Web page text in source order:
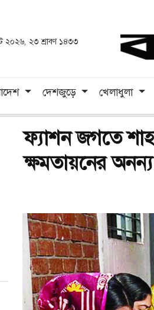
২০২৬, ২৩ শ্রাবণ ১৪৩৩
দেশজুড়ে খেলাধুলা
ফ্যাশন জগতে
ক্ষমতায়নের